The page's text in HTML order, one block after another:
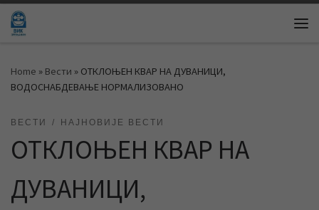
Skip to content
Home » Вести » ОТКЛОЊЕН КВАР НА ДУВАНИЦИ,
ВОДОСНАБДЕВАЊЕ НОРМАЛИЗОВАНО
ВЕСТИ НАЈНОВИЈЕ ВЕСТИ
ОТКЛОЊЕН КВАР НА
ДУВАНИЦИ,